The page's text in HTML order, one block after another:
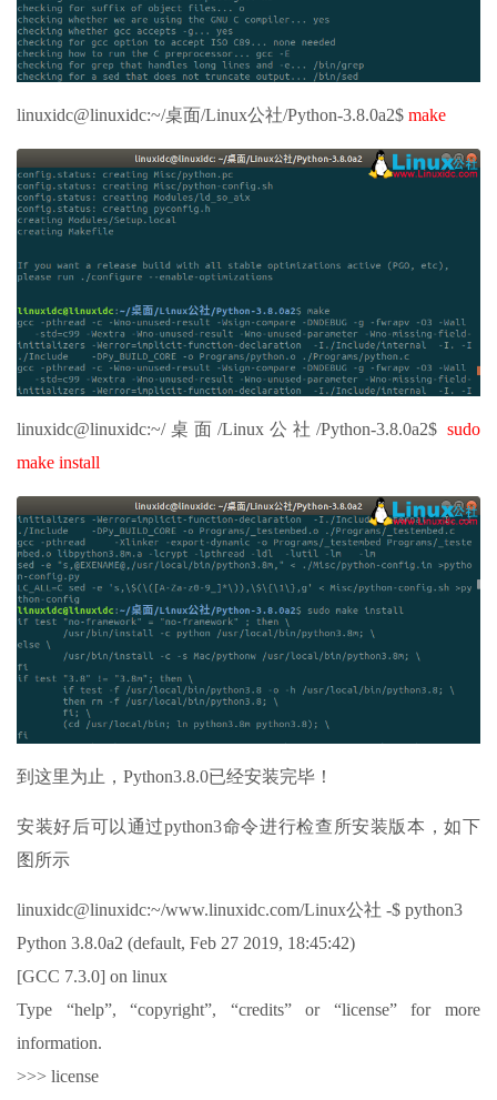
linuxidc@linuxidc:~/桌面/Linux公社/Python-3.8.0a2$ make
linuxidc@linuxidc:~/桌面/Linux公社/Python-3.8.0a2$ sudo
make install
到这里为止，Python3.8.0已经安装完毕！
安装好后可以通过python3命令进行检查所安装版本，如下
图所示
linuxidc@linuxidc:~/www.linuxidc.com/Linux公社 -$ python3
Python 3.8.0a2 (default, Feb 27 2019, 18:45:42)
[GCC 7.3.0] on linux
Type “help”, “copyright”, “credits” or “license” for more
information.
>>> license